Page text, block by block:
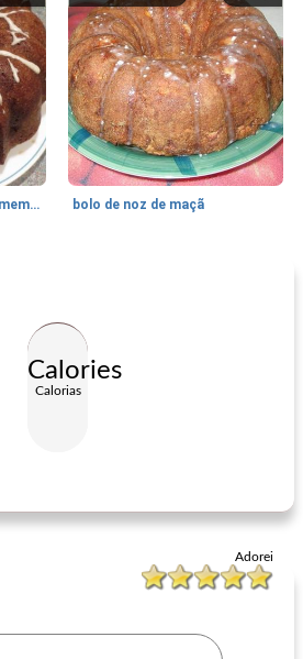
Bolo de maçã fresco por memom bolo de noz de maçã
Calories
Calorias
Adorei